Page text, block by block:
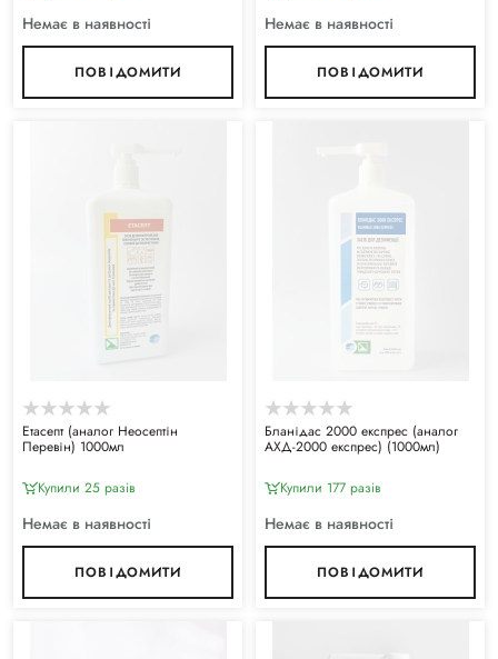
Немає в наявності
ПОВІДОМИТИ
Немає в наявності
ПОВІДОМИТИ
Етасепт (аналог Неосептін
Перевін) 1000мл
Купили 25 разiв
Немає в наявності
ПОВІДОМИТИ
Бланідас 2000 експрес (аналог
АХД-2000 експрес) (1000мл)
Купили 177 разiв
Немає в наявності
ПОВІДОМИТИ